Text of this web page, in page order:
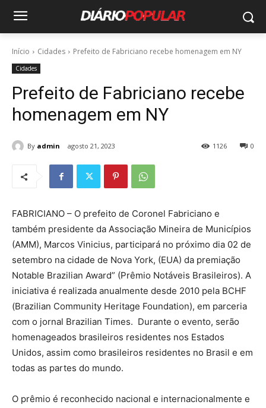
Início Cidades Prefeito de Fabriciano recebe homenagem em NY
Cidades
Prefeito de Fabriciano recebe
homenagem em NY
By admin agosto 21, 2023 0
1126
FABRICIANO – O prefeito de Coronel Fabriciano e
também presidente da Associação Mineira de Municípios
(AMM), Marcos Vinicius, participará no próximo dia 02 de
setembro na cidade de Nova York, (EUA) da premiação
Notable Brazilian Award” (Prêmio Notáveis Brasileiros). A
iniciativa é realizada anualmente desde 2010 pela BCHF
(Brazilian Community Heritage Foundation), em parceria
com o jornal Brazilian Times. Durante o evento, serão
homenageados brasileiros residentes nos Estados
Unidos, assim como brasileiros residentes no Brasil e em
todas as partes do mundo.
O prêmio é reconhecido nacional e internacionalmente e